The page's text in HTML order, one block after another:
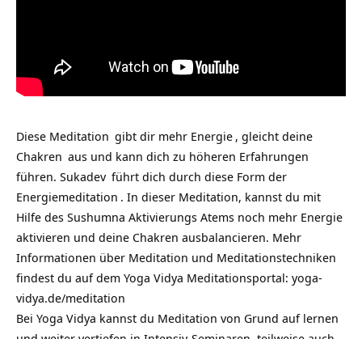
Diese Meditation gibt dir mehr Energie , gleicht deine
Chakren aus und kann dich zu höheren Erfahrungen
führen. Sukadev führt dich durch diese Form der
Energiemeditation . In dieser Meditation, kannst du mit
Hilfe des Sushumna Aktivierungs Atems noch mehr Energie
aktivieren und deine Chakren ausbalancieren. Mehr
Informationen über Meditation und Meditationstechniken
findest du auf dem Yoga Vidya Meditationsportal: yoga-
vidya.de/meditation
Bei Yoga Vidya kannst du Meditation von Grund auf lernen